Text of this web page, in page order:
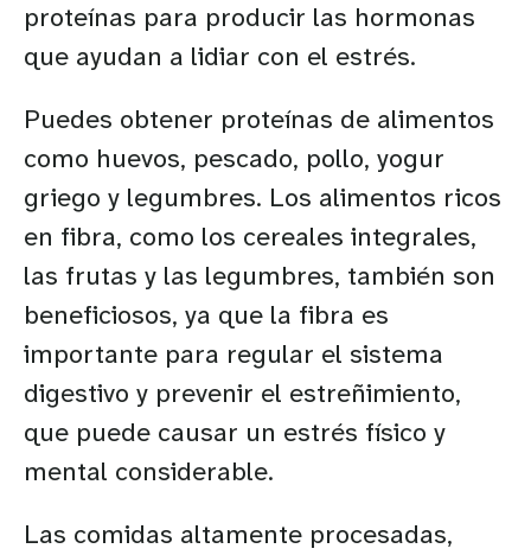
proteínas para producir las hormonas
que ayudan a lidiar con el estrés.
Puedes obtener proteínas de alimentos
como huevos, pescado, pollo, yogur
griego y legumbres. Los alimentos ricos
en fibra, como los cereales integrales,
las frutas y las legumbres, también son
beneficiosos, ya que la fibra es
importante para regular el sistema
digestivo y prevenir el estreñimiento,
que puede causar un estrés físico y
mental considerable.
Las comidas altamente procesadas,